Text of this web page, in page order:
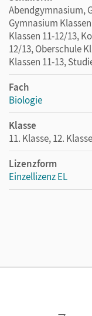
Abendgymnasium,
Gymnasium
Klassen 11-12/13,
12/13, Oberschule
Klassen 11-13,
Fach
Biologie
Klasse
11. Klasse, 12.
Lizenzform
Einzellizenz EL